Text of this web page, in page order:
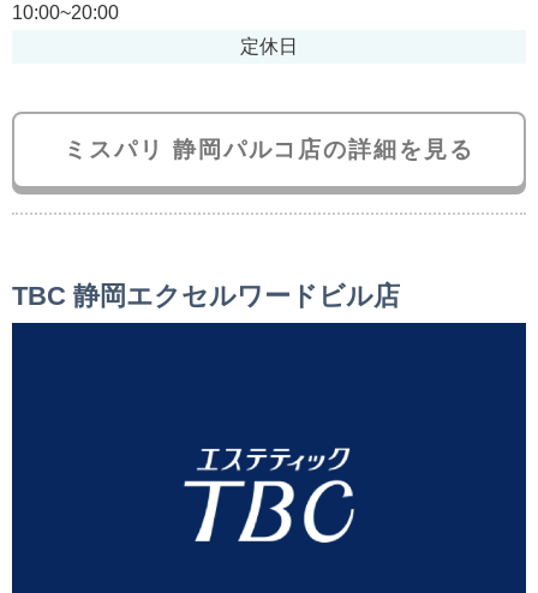
10:00~20:00
定休日
ミスパリ 静岡パルコ店の詳細を見る
TBC 静岡エクセルワードビル店